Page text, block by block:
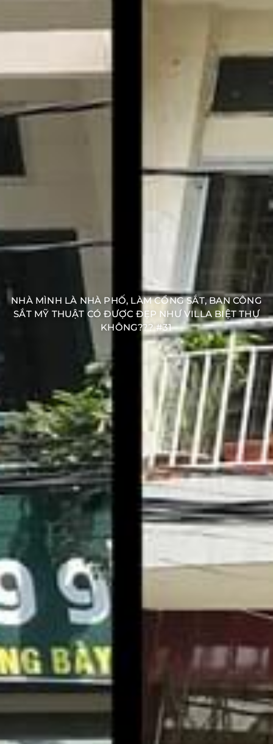
NHÀ MÌNH LÀ NHÀ PHỐ, LÀM CỔNG SẮT, BAN CÔNG
SẮT MỸ THUẬT CÓ ĐƯỢC ĐẸP NHƯ VILLA BIỆT THỰ
KHÔNG??? #31